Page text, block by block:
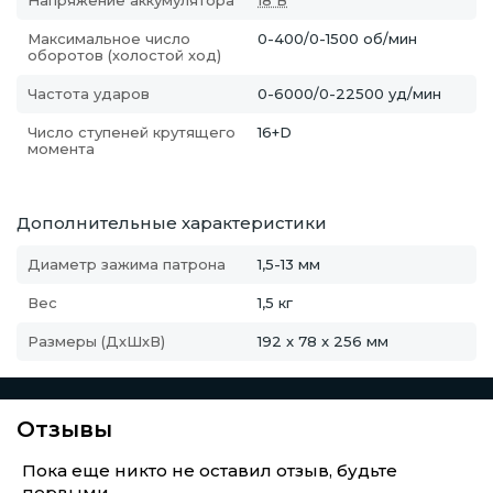
Максимальное число
оборотов (холостой ход)
0-400/0-1500 об/мин
Частота ударов 0-6000/0-22500 уд/мин
Число ступеней крутящего
момента
16+D
Дополнительные характеристики
Диаметр зажима патрона 1,5-13 мм
Вес 1,5 кг
Размеры (ДхШхВ) 192 x 78 x 256 мм
Отзывы
Пока еще никто не оставил отзыв, будьте